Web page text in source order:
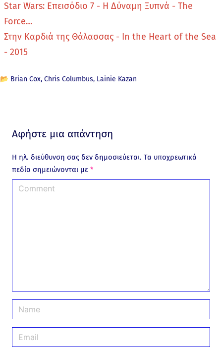
Star Wars: Επεισόδιο 7 - Η Δύναμη Ξυπνά - The
Force…
Στην Καρδιά της Θάλασσας - In the Heart of the Sea
- 2015
📂 Brian Cox Chris Columbus Lainie Kazan
Αφήστε μια απάντηση
Η ηλ. διεύθυνση σας δεν δημοσιεύεται. Τα υποχρεωτικά
πεδία σημειώνονται με *
a
m
m